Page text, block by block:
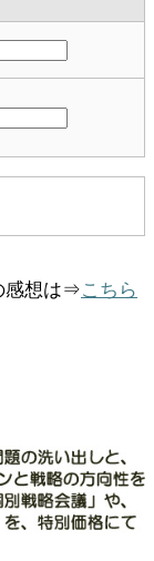
感想は⇒こちら